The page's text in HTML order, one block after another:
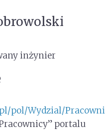
inżynier
pol/Wydzial/
portalu